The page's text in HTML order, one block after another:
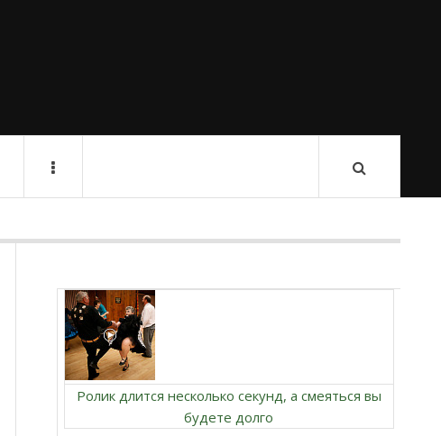
Ролик длится несколько секунд, а смеяться вы
будете долго